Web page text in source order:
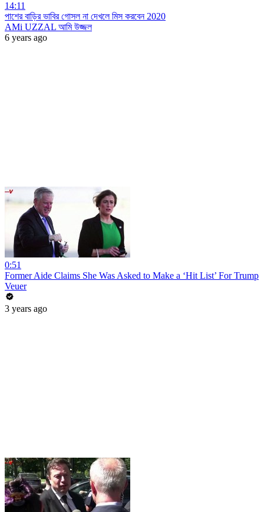
14:11
পাশের বাড়ির ভাবির গোসল না দেখলে মিস করবেন 2020
AMi UZZAL আমি উজ্জল
6 years ago
0:51
Former Aide Claims She Was Asked to Make a ‘Hit List’ For Trump
Veuer
3 years ago